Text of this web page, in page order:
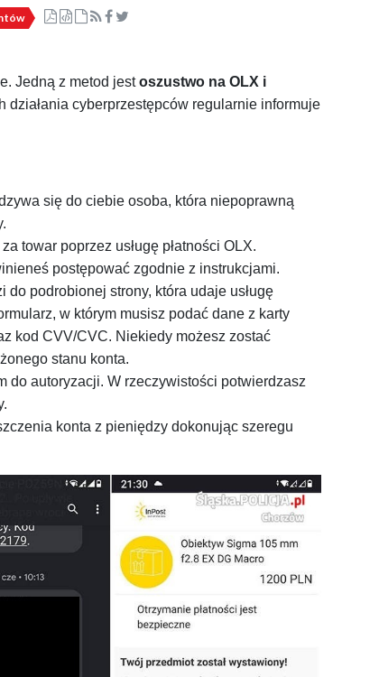
Jedną z metod jestoszustwo na OLX i
działania cyberprzestępców regularnie informuje
się do ciebie osoba, która niepoprawną
towar poprzez usługę płatności OLX.
postępować zgodnie z instrukcjami.
do podrobionej strony, która udaje usługę
w którym musisz podać dane z karty
kod CVV/CVC. Niekiedy możesz zostać
stanu konta.
do autoryzacji. W rzeczywistości potwierdzasz
konta z pieniędzy dokonując szeregu